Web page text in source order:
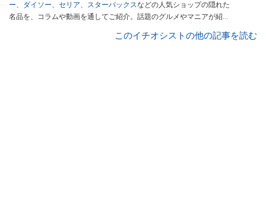
ー、 ダイソー、 セリア、 スターバックスなどの人気ショップの隠れた
名品を、コラムや動画を通してご紹介。話題のグルメやマニアが紹介
インフルエンサーが実際に使用してレビューしています。毎日トレン
このイチオシストの他の記事を読む